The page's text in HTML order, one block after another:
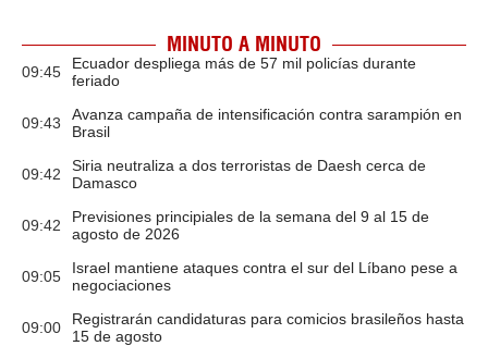
MINUTO A MINUTO
09:45
Ecuador despliega más de 57 mil policías durante
feriado
09:43
Avanza campaña de intensificación contra sarampión en
Brasil
09:42
Siria neutraliza a dos terroristas de Daesh cerca de
Damasco
09:42
Previsiones principiales de la semana del 9 al 15 de
agosto de 2026
09:05
Israel mantiene ataques contra el sur del Líbano pese a
negociaciones
09:00
Registrarán candidaturas para comicios brasileños hasta
15 de agosto